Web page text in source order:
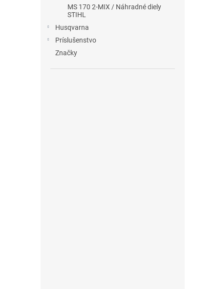
MS 170 2-MIX / Náhradné diely
STIHL
Husqvarna
Príslušenstvo
Značky